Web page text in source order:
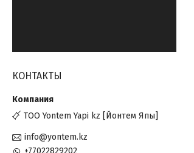
КОНТАКТЫ
ТОО Yontem Yapi kz [Йонтем Япы]
info@yontem.kz